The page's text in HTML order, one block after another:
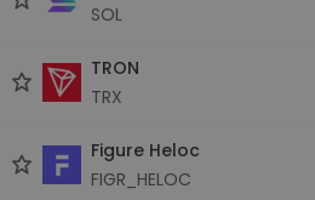
SOL
TRON
TRX
Figure Heloc
FIGR_HELOC